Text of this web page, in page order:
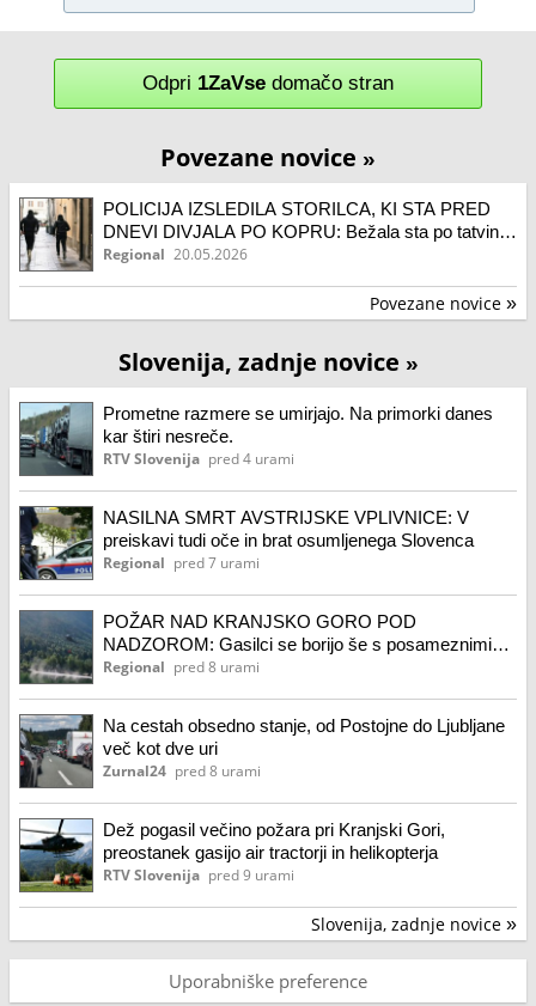
Odpri 1ZaVse domačo stran
Povezane novice »
POLICIJA IZSLEDILA STORILCA, KI STA PRED
DNEVI DIVJALA PO KOPRU: Bežala sta po tatvini
žlebov pri Rižani
Regional 20.05.2026
Povezane novice »
Slovenija, zadnje novice »
Prometne razmere se umirjajo. Na primorki danes
kar štiri nesreče.
RTV Slovenija pred 4 urami
NASILNA SMRT AVSTRIJSKE VPLIVNICE: V
preiskavi tudi oče in brat osumljenega Slovenca
Regional pred 7 urami
POŽAR NAD KRANJSKO GORO POD
NADZOROM: Gasilci se borijo še s posameznimi
žarišči
Regional pred 8 urami
Na cestah obsedno stanje, od Postojne do Ljubljane
več kot dve uri
Zurnal24 pred 8 urami
Dež pogasil večino požara pri Kranjski Gori,
preostanek gasijo air tractorji in helikopterja
RTV Slovenija pred 9 urami
Slovenija, zadnje novice »
Uporabniške preference